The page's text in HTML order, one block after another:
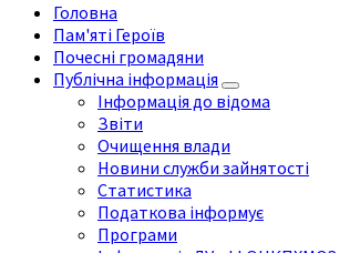
Головна
Пам'яті Героїв
Почесні громадяни
Публічна інформація
Інформація до відома
Звіти
Очищення влади
Новини служби зайнятості
Статистика
Податкова інформує
Програми